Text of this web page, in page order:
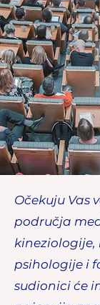
Očekuju Vas
područja
psihologije i
sudionici će